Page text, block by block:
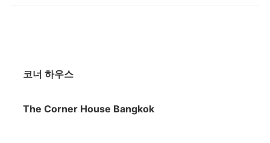
코너 하우스
The Corner House Bangkok